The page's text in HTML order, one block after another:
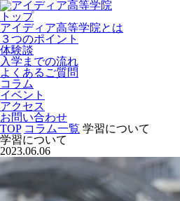
トップ
アイディア高等学院とは
３つのポイント
体験談
入学までの流れ
よくあるご質問
コラム
イベント
アクセス
お問い合わせ
TOP コラム一覧 学習について
学習について
2023.06.06